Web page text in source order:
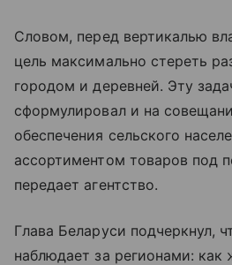
Словом, перед вертикалью
цель максимально стереть
городом и деревней. Эту
сформулировал и на
обеспечения сельского
ассортиментом товаров под
передает агентство.
Глава Беларуси подчеркнул,
наблюдает за регионами: